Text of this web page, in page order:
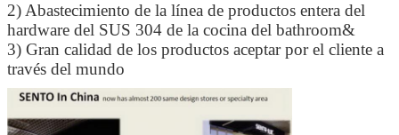
2) Abastecimiento de la línea de productos entera del
hardware del SUS 304 de la cocina del bathroom&
3) Gran calidad de los productos aceptar por el cliente a
través del mundo